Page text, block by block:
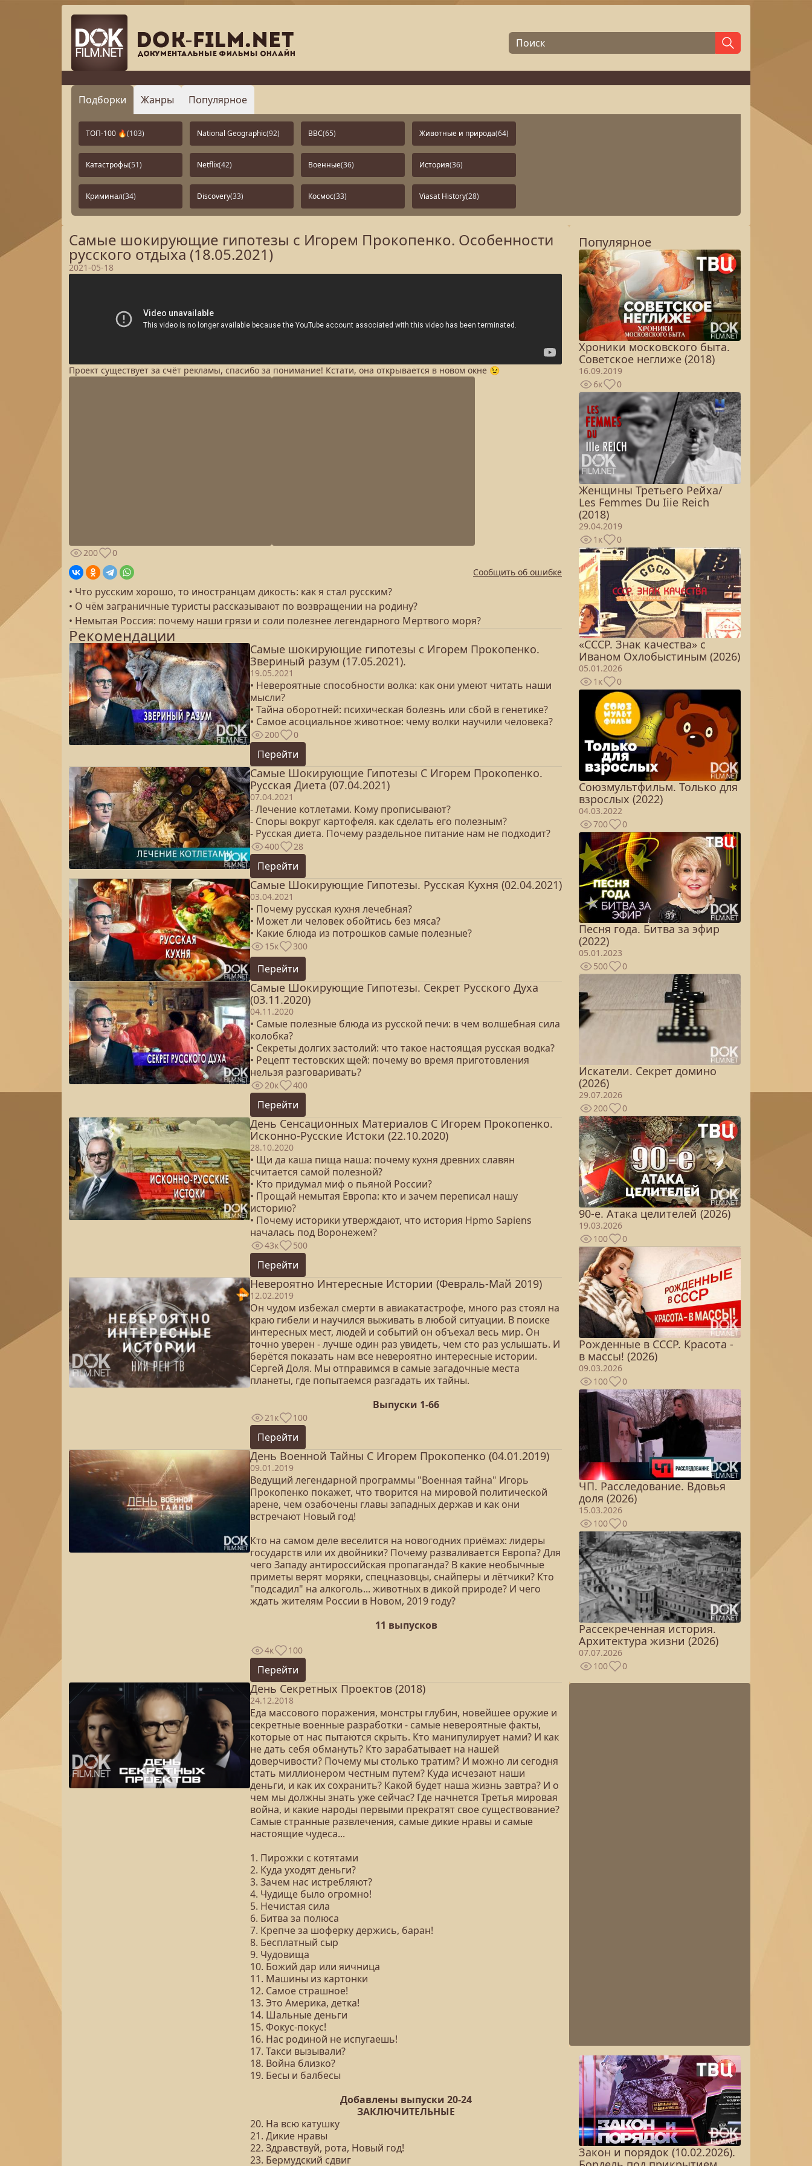
Подборки Жанры Популярное
ТОП-100 🔥(103) National Geographic(92) BBC(65) Животные и природа(64)
Катастрофы(51) Netflix(42) Военные(36) История(36)
Криминал(34) Discovery(33) Космос(33) Viasat History(28)
Самые шокирующие гипотезы с Игорем Прокопенко. Особенности
русского отдыха (18.05.2021)
2021-05-18
Проект существует за счёт рекламы, спасибо за понимание! Кстати, она открывается в новом окне 😉
200
0
Сообщить об ошибке
• Что русским хорошо, то иностранцам дикость: как я стал русским?
• О чём заграничные туристы рассказывают по возвращении на родину?
• Немытая Россия: почему наши грязи и соли полезнее легендарного Мертвого моря?
Рекомендации
Самые шокирующие гипотезы с Игорем Прокопенко.
Звериный разум (17.05.2021).
19.05.2021
• Невероятные способности волка: как они умеют читать наши
мысли?
• Тайна оборотней: психическая болезнь или сбой в генетике?
• Самое асоциальное животное: чему волки научили человека?
200 0
Перейти
Самые Шокирующие Гипотезы С Игорем Прокопенко.
Русская Диета (07.04.2021)
07.04.2021
- Лечение котлетами. Кому прописывают?
- Споры вокруг картофеля. как сделать его полезным?
- Русская диета. Почему раздельное питание нам не подходит?
400 28
Перейти
Самые Шокирующие Гипотезы. Русская Кухня (02.04.2021)
03.04.2021
• Почему русская кухня лечебная?
• Может ли человек обойтись без мяса?
• Какие блюда из потрошков самые полезные?
15к 300
Перейти
Самые Шокирующие Гипотезы. Секрет Русского Духа
(03.11.2020)
04.11.2020
• Самые полезные блюда из русской печи: в чем волшебная сила
колобка?
• Секреты долгих застолий: что такое настоящая русская водка?
• Рецепт тестовских щей: почему во время приготовления
нельзя разговаривать?
20к 400
Перейти
День Сенсационных Материалов С Игорем Прокопенко.
Исконно-Русские Истоки (22.10.2020)
28.10.2020
• Щи да каша пища наша: почему кухня древних славян
считается самой полезной?
• Кто придумал миф о пьяной России?
• Прощай немытая Европа: кто и зачем переписал нашу
историю?
• Почему историки утверждают, что история Hpmo Sapiens
началась под Воронежем?
43к 500
Перейти
Невероятно Интересные Истории (Февраль-Май 2019)
12.02.2019
Он чудом избежал смерти в авиакатастрофе, много раз стоял на
краю гибели и научился выживать в любой ситуации. В поиске
интересных мест, людей и событий он объехал весь мир. Он
точно уверен - лучше один раз увидеть, чем сто раз услышать. И
берётся показать нам все невероятно интересные истории.
Сергей Доля. Мы отправимся в самые загадочные места
планеты, где попытаемся разгадать их тайны.
Выпуски 1-66
21к 100
Перейти
День Военной Тайны С Игорем Прокопенко (04.01.2019)
09.01.2019
Ведущий легендарной программы "Военная тайна" Игорь
Прокопенко покажет, что творится на мировой политической
арене, чем озабочены главы западных держав и как они
встречают Новый год!
Кто на самом деле веселится на новогодних приёмах: лидеры
государств или их двойники? Почему разваливается Европа? Для
чего Западу антироссийская пропаганда? В какие необычные
приметы верят моряки, спецназовцы, снайперы и лётчики? Кто
"подсадил" на алкоголь... животных в дикой природе? И чего
ждать жителям России в Новом, 2019 году?
11 выпусков
4к 100
Перейти
День Секретных Проектов (2018)
24.12.2018
Еда массового поражения, монстры глубин, новейшее оружие и
секретные военные разработки - самые невероятные факты,
которые от нас пытаются скрыть. Кто манипулирует нами? И как
не дать себя обмануть? Кто зарабатывает на нашей
доверчивости? Почему мы столько тратим? И можно ли сегодня
стать миллионером честным путем? Куда исчезают наши
деньги, и как их сохранить? Какой будет наша жизнь завтра? И о
чем мы должны знать уже сейчас? Где начнется Третья мировая
война, и какие народы первыми прекратят свое существование?
Самые странные развлечения, самые дикие нравы и самые
настоящие чудеса...
1. Пирожки с котятами
2. Куда уходят деньги?
3. Зачем нас истребляют?
4. Чудище было огромно!
5. Нечистая сила
6. Битва за полюса
7. Крепче за шоферку держись, баран!
8. Бесплатный сыр
9. Чудовища
10. Божий дар или яичница
11. Машины из картонки
12. Самое страшное!
13. Это Америка, детка!
14. Шальные деньги
15. Фокус-покус!
16. Нас родиной не испугаешь!
17. Такси вызывали?
18. Война близко?
19. Бесы и балбесы
Добавлены выпуски 20-24
ЗАКЛЮЧИТЕЛЬНЫЕ
20. На всю катушку
21. Дикие нравы
22. Здравствуй, рота, Новый год!
23. Бермудский сдвиг
Популярное
Хроники московского быта.
Советское неглиже (2018)
16.09.2019
6к
0
Женщины Третьего Рейха/
Les Femmes Du Iiie Reich
(2018)
29.04.2019
1к
0
«СССР. Знак качества» с
Иваном Охлобыстиным (2026)
05.01.2026
1к
0
Союзмультфильм. Только для
взрослых (2022)
04.03.2022
700
0
Песня года. Битва за эфир
(2022)
05.01.2023
500
0
Искатели. Секрет домино
(2026)
29.07.2026
200
0
90-е. Атака целителей (2026)
19.03.2026
100
0
Рожденные в СССР. Красота -
в массы! (2026)
09.03.2026
100
0
ЧП. Расследование. Вдовья
доля (2026)
15.03.2026
100
0
Рассекреченная история.
Архитектура жизни (2026)
07.07.2026
100
0
Закон и порядок (10.02.2026).